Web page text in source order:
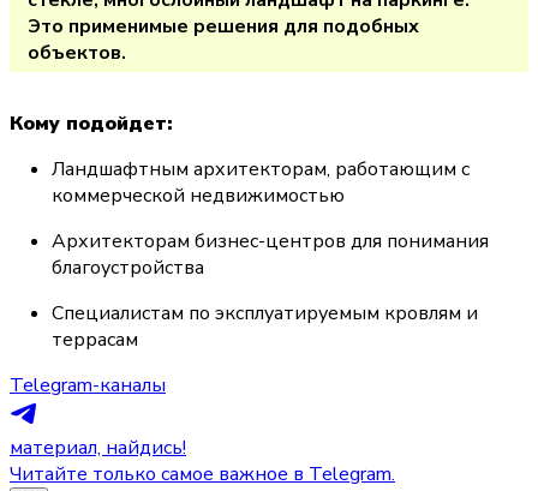
Это применимые решения для подобных
объектов.
Кому подойдет:
Ландшафтным архитекторам, работающим с
коммерческой недвижимостью
Архитекторам бизнес-центров для понимания
благоустройства
Специалистам по эксплуатируемым кровлям и
террасам
Telegram-каналы
материал, найдись!
Читайте только самое важное в Telegram.